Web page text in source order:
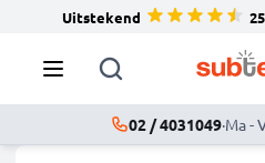
Uitstekend
02 / 4031049·Ma -